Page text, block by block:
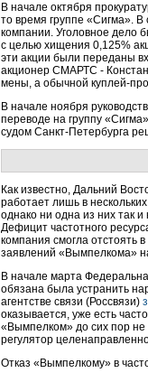
В начале октября
то время группе «Сигма».
компании. Уголовное дело
с целью хищения 0,125%
эти акции были переданы
акционер СМАРТС -
мены, а обычной куплей-
В начале ноября
переводе на группу
судом Санкт-Петербурга
Как известно, Дальний
работает лишь в
однако ни одна из них так
Дефицит частотного
компания смогла отстоять
заявлений «Вымпелкома»
В начале марта
обязана была устранить
агентстве связи (Россвязи)
оказывается, уже есть
«Вымпелком» до сих пор не
регулятор
Отказ «Вымпелкому» в